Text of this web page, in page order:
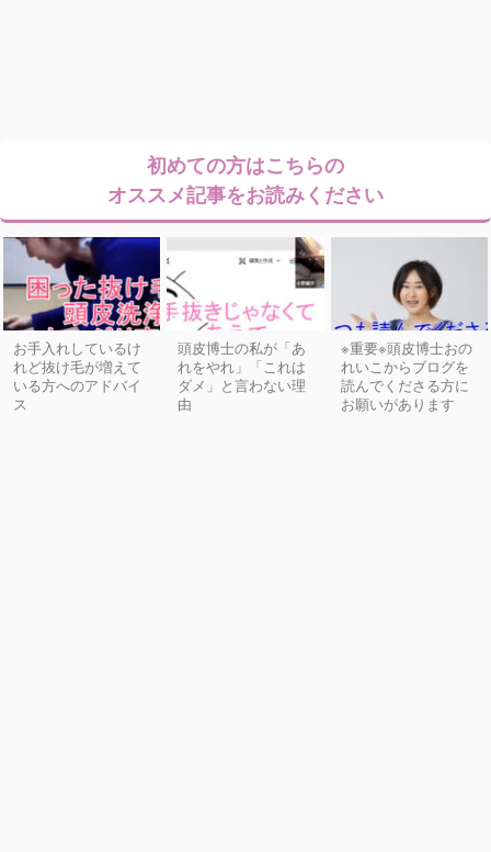
初めての方はこちらの
オススメ記事をお読みください
お手入れしているけ
れど抜け毛が増えて
いる方へのアドバイ
ス
頭皮博士の私が「あ
れをやれ」「これは
ダメ」と言わない理
由
※重要※頭皮博士おの
れいこからブログを
読んでくださる方に
お願いがあります